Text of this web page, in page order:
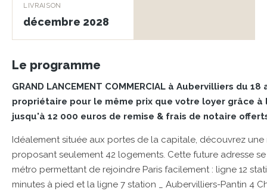
LIVRAISON
décembre 2028
Le programme
GRAND LANCEMENT COMMERCIAL à Aubervilliers du
propriétaire pour le même prix que votre loyer grâce à
jusqu'à 12 000 euros de remise & frais de notaire
Idéalement située aux portes de la capitale, découvrez
proposant seulement 42 logements. Cette future adresse
métro permettant de rejoindre Paris facilement : ligne 12
minutes à pied et la ligne 7 station _ Aubervilliers-Pantin 4